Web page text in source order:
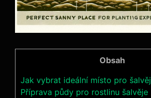
Obsah
Jak vybrat ideální místo pro šalvěj
Příprava půdy pro rostlinu šalvěje